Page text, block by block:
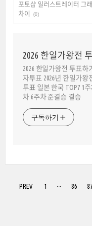
포토샵 일러스트레이터 그
차이
(0)
2026 한일가왕전
2026 한일가왕전 투표하
자투표 2026년 한일가왕
투표 일본 한국 TOP7 1
차 6주차 준결승 결승
구독하기
PREV 1 ··· 86